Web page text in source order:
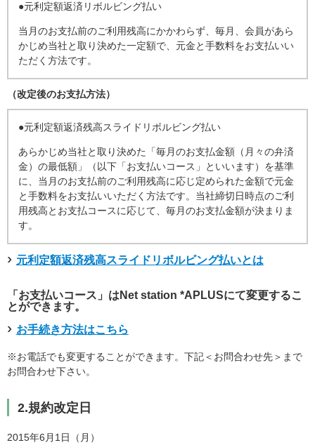
●元利定額返済リボルビング払い
当月のお支払前のご利用残高にかかわらず、毎月、会員があら
かじめ当社と取り決めた一定額で、元金と手数料をお支払いい
ただく方法です。
（改定後のお支払方法）
●元利定額返済残高スライドリボルビング払い
あらかじめ当社と取り決めた「毎月のお支払金額（月々の弁済
金）の最低額」（以下「お支払いコース」といいます）を基準
に、当月のお支払前のご利用残高に応じ定められた金額で元金
と手数料をお支払いいただく方法です。当社締切日時点のご利
用残高とお支払コースに応じて、毎月のお支払金額が決まりま
す。
元利定額返済残高スライドリボルビング払いとは
「お支払いコース」はNet station *APLUSにて変更するこ
とができます。
お手続き方法はこちら
※お電話でも変更することができます。下記＜お問合わせ先＞まで
お問合わせ下さい。
2.規約改定日
2015年6月1日（月）